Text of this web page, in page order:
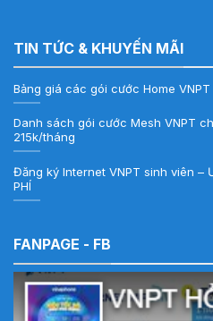
TIN TỨC & KHUYẾN MÃI
Bảng giá các gói cước Home
Danh sách gói cước Mesh VNPT
215k/tháng
Đăng ký Internet VNPT sinh viên –
PHÍ
FANPAGE - FB